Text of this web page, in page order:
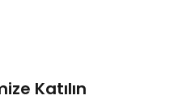
hatalar bulunuyor.
Katılın